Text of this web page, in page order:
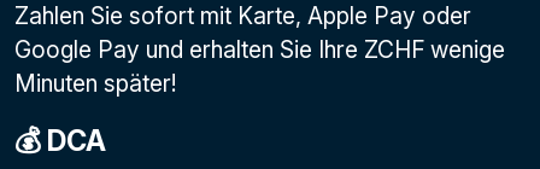
Zahlen Sie sofort mit Karte, Apple Pay oder
Google Pay und erhalten Sie Ihre ZCHF wenige
Minuten später!
💰 DCA